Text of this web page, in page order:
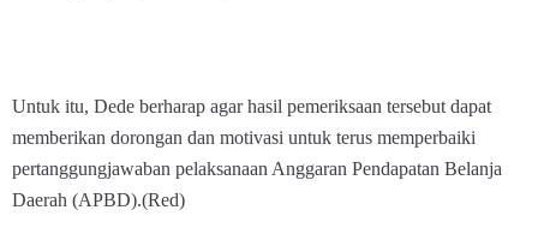
Untuk itu, Dede berharap agar hasil pemeriksaan tersebut dapat
memberikan dorongan dan motivasi untuk terus memperbaiki
pertanggungjawaban pelaksanaan Anggaran Pendapatan Belanja
Daerah (APBD).(Red)